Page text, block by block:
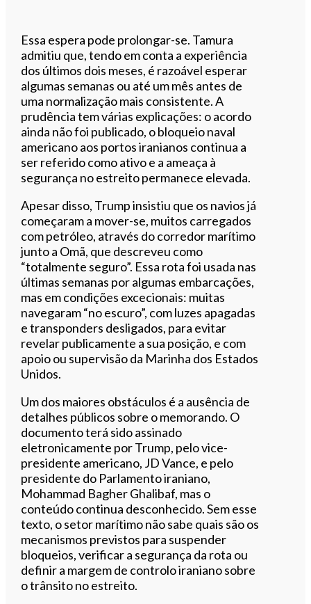
Essa espera pode prolongar-se. Tamura
admitiu que, tendo em conta a experiência
dos últimos dois meses, é razoável esperar
algumas semanas ou até um mês antes de
uma normalização mais consistente. A
prudência tem várias explicações: o acordo
ainda não foi publicado, o bloqueio naval
americano aos portos iranianos continua a
ser referido como ativo e a ameaça à
segurança no estreito permanece elevada.
Apesar disso, Trump insistiu que os navios já
começaram a mover-se, muitos carregados
com petróleo, através do corredor marítimo
junto a Omã, que descreveu como
“totalmente seguro”. Essa rota foi usada nas
últimas semanas por algumas embarcações,
mas em condições excecionais: muitas
navegaram “no escuro”, com luzes apagadas
e transponders desligados, para evitar
revelar publicamente a sua posição, e com
apoio ou supervisão da Marinha dos Estados
Unidos.
Um dos maiores obstáculos é a ausência de
detalhes públicos sobre o memorando. O
documento terá sido assinado
eletronicamente por Trump, pelo vice-
presidente americano, JD Vance, e pelo
presidente do Parlamento iraniano,
Mohammad Bagher Ghalibaf, mas o
conteúdo continua desconhecido. Sem esse
texto, o setor marítimo não sabe quais são os
mecanismos previstos para suspender
bloqueios, verificar a segurança da rota ou
definir a margem de controlo iraniano sobre
o trânsito no estreito.